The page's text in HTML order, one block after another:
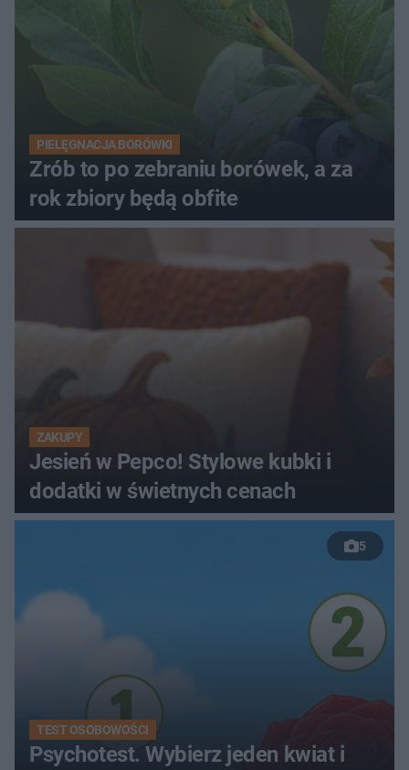
PIELĘGNACJA BORÓWKI
Zrób to po zebraniu borówek, a za
rok zbiory będą obfite
ZAKUPY
Jesień w Pepco! Stylowe kubki i
dodatki w świetnych cenach
5
TEST OSOBOWOŚCI
Psychotest. Wybierz jeden kwiat i